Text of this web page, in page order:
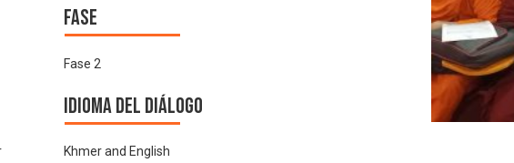
Fase
Fase 2
Idioma del Diálogo
Khmer and English